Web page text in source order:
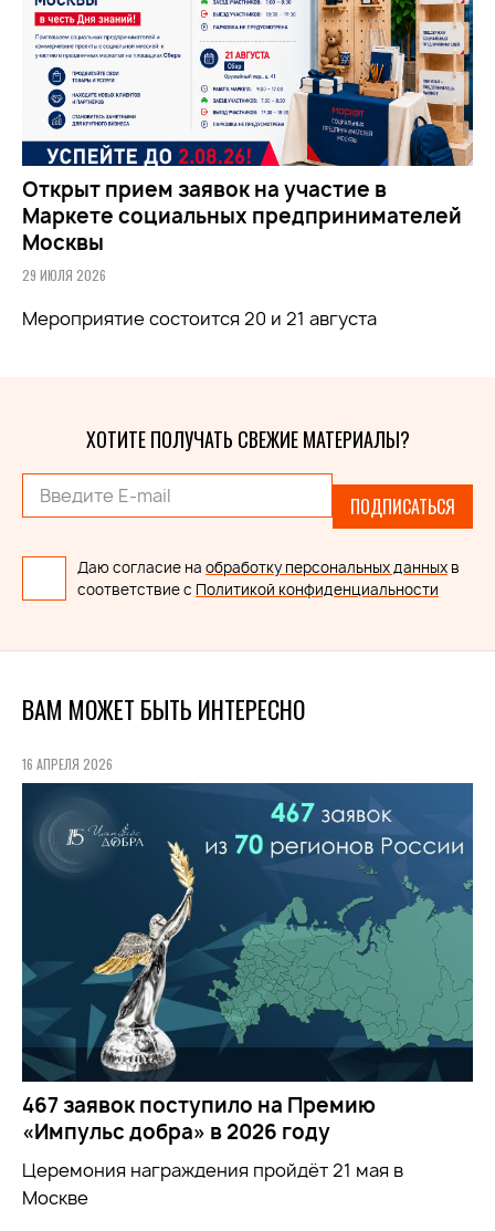
Открыт прием заявок на участие в
Маркете социальных предпринимателей
Москвы
29 ИЮЛЯ 2026
Мероприятие состоится 20 и 21 августа
ХОТИТЕ ПОЛУЧАТЬ СВЕЖИЕ МАТЕРИАЛЫ?
ПОДПИСАТЬСЯ
Даю согласие на обработку персональных данных в
соответствие с Политикой конфиденциальности
ВАМ МОЖЕТ БЫТЬ ИНТЕРЕСНО
16 АПРЕЛЯ 2026
467 заявок поступило на Премию
«Импульс добра» в 2026 году
Церемония награждения пройдёт 21 мая в
Москве